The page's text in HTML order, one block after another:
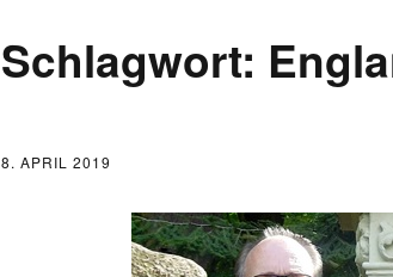
FONTANE UND SCHULE
Schlagwort:
8. APRIL 2019